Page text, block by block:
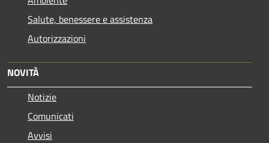
Salute, benessere e assistenza
Autorizzazioni
NOVITÀ
Notizie
Comunicati
Avvisi